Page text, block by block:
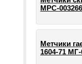
МРС-
Метчики
1604-71 МГ-